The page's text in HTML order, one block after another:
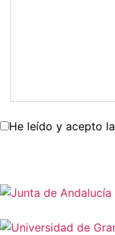
He leído y acepto la